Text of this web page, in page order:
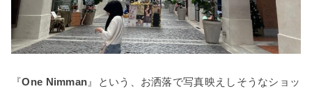
『One Nimman 』という、お洒落で写真映えしそうなショッ